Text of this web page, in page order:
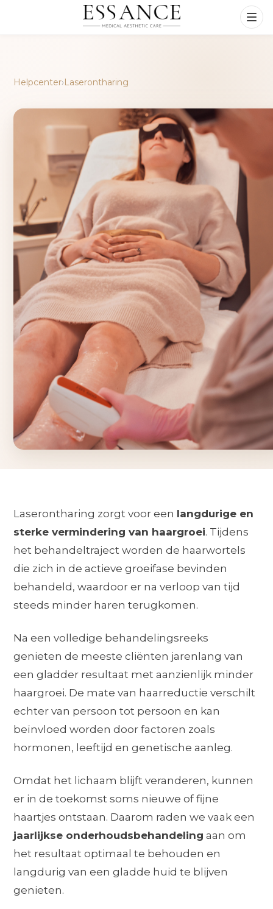
Helpcenter›Laserontharing
Laserontharing zorgt voor een langdurige en
sterke vermindering van haargroei. Tijdens
het behandeltraject worden de haarwortels
die zich in de actieve groeifase bevinden
behandeld, waardoor er na verloop van tijd
steeds minder haren terugkomen.
Na een volledige behandelingsreeks
genieten de meeste cliënten jarenlang van
een gladder resultaat met aanzienlijk minder
haargroei. De mate van haarreductie verschilt
echter van persoon tot persoon en kan
beïnvloed worden door factoren zoals
hormonen, leeftijd en genetische aanleg.
Omdat het lichaam blijft veranderen, kunnen
er in de toekomst soms nieuwe of fijne
haartjes ontstaan. Daarom raden we vaak een
jaarlijkse onderhoudsbehandeling aan om
het resultaat optimaal te behouden en
langdurig van een gladde huid te blijven
genieten.